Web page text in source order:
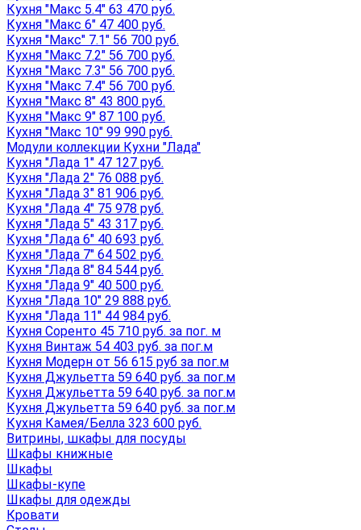
Кухня "Макс 5.4" 63 470 руб.
Кухня "Макс 6" 47 400 руб.
Кухня "Макс" 7.1" 56 700 руб.
Кухня "Макс 7.2" 56 700 руб.
Кухня "Макс 7.3" 56 700 руб.
Кухня "Макс 7.4" 56 700 руб.
Кухня "Макс 8" 43 800 руб.
Кухня "Макс 9" 87 100 руб.
Кухня "Макс 10" 99 990 руб.
Модули коллекции Кухни "Лада"
Кухня "Лада 1" 47 127 руб.
Кухня "Лада 2" 76 088 руб.
Кухня "Лада 3" 81 906 руб.
Кухня "Лада 4" 75 978 руб.
Кухня "Лада 5" 43 317 руб.
Кухня "Лада 6" 40 693 руб.
Кухня "Лада 7" 64 502 руб.
Кухня "Лада 8" 84 544 руб.
Кухня "Лада 9" 40 500 руб.
Кухня "Лада 10" 29 888 руб.
Кухня "Лада 11" 44 984 руб.
Кухня Соренто 45 710 руб. за пог. м
Кухня Винтаж 54 403 руб. за пог.м
Кухня Модерн от 56 615 руб за пог.м
Кухня Джульетта 59 640 руб. за пог.м
Кухня Джульетта 59 640 руб. за пог.м
Кухня Джульетта 59 640 руб. за пог.м
Кухня Камея/Белла 323 600 руб.
Витрины, шкафы для посуды
Шкафы книжные
Шкафы
Шкафы-купе
Шкафы для одежды
Кровати